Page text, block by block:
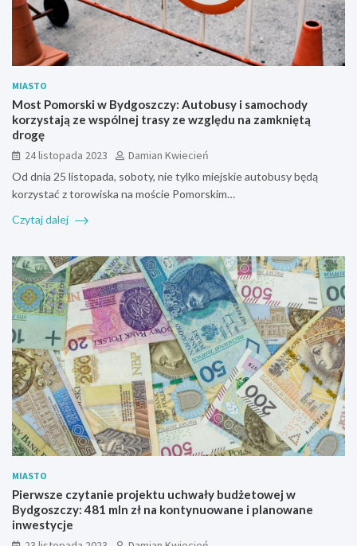
MIASTO
Most Pomorski w Bydgoszczy: Autobusy i samochody
korzystają ze wspólnej trasy ze względu na zamkniętą
drogę
24 listopada 2023
Damian Kwiecień
Od dnia 25 listopada, soboty, nie tylko miejskie autobusy będą
korzystać z torowiska na moście Pomorskim…
Czytaj dalej
MIASTO
Pierwsze czytanie projektu uchwały budżetowej w
Bydgoszczy: 481 mln zł na kontynuowane i planowane
inwestycje